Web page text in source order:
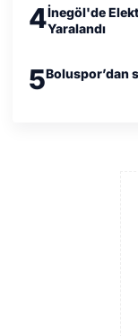
4İnegöl'de
Yaralandı
5Boluspor’dan